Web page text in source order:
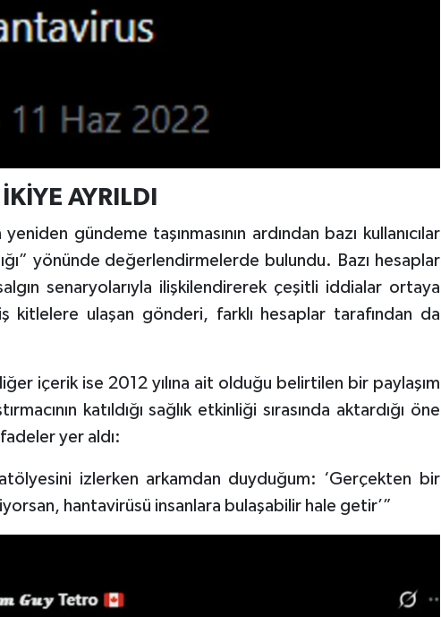
AYRILDI
gündeme taşınmasının ardından bazı kullanıcılar
yönünde değerlendirmelerde bulundu. Bazı hesaplar
senaryolarıyla ilişkilendirerek çeşitli iddialar ortaya
kitlelere ulaşan gönderi, farklı hesaplar tarafından da
içerik ise 2012 yılına ait olduğu belirtilen bir paylaşım
katıldığı sağlık etkinliği sırasında aktardığı öne
yer aldı:
izlerken arkamdan duyduğum: ‘Gerçekten bir
hantavirüsü insanlara bulaşabilir hale getir’”